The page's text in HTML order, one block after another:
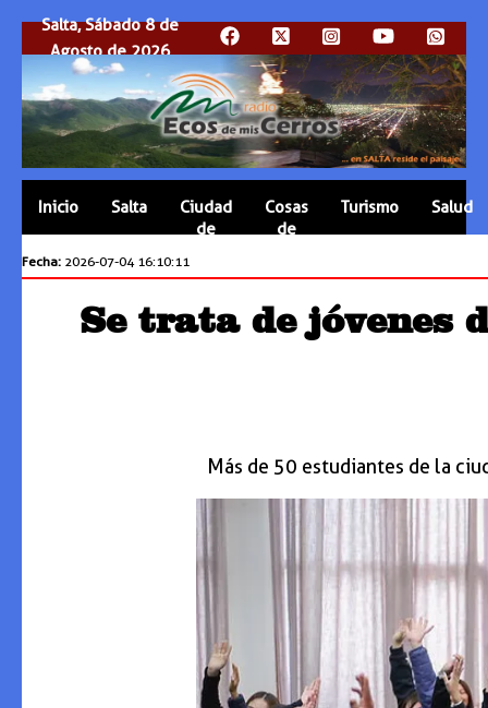
Salta, Sábado 8 de
Agosto de 2026
Inicio Salta
Ciudad
de
Cosas
de
Turismo Salud
Fecha: 2026-07-04 16:10:11
Se trata de jóvenes
Más de 50 estudiantes de la